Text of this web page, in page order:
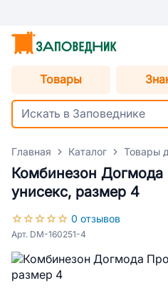
Товары
Главная Каталог Товары
Комбинезон Догмода
унисекс, размер 4
0 отзывов
Арт. DM-160251-4